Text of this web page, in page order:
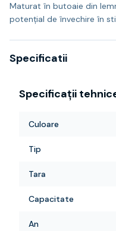
Maturat în butoaie din
potenţial de învechire în
Specificatii
Specificații
Culoare
Tip
Tara
Capacitate
An